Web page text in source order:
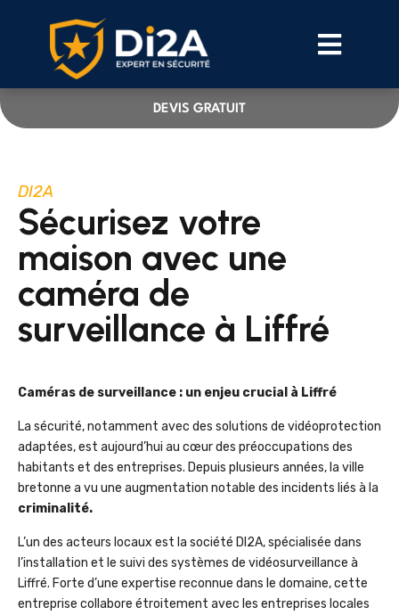
DEVIS GRATUIT
DI2A
Sécurisez votre
maison avec une
caméra de
surveillance à Liffré
Caméras de surveillance : un enjeu crucial à Liffré
La sécurité, notamment avec des solutions de vidéoprotection
adaptées, est aujourd’hui au cœur des préoccupations des
habitants et des entreprises. Depuis plusieurs années, la ville
bretonne a vu une augmentation notable des incidents liés à la
criminalité.
L’un des acteurs locaux est la société DI2A, spécialisée dans
l’installation et le suivi des systèmes de vidéosurveillance à
Liffré. Forte d’une expertise reconnue dans le domaine, cette
entreprise collabore étroitement avec les entreprises locales